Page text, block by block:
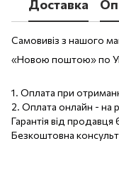
Доставка
Самовивіз з нашого
«Новою поштою» по
1. Оплата при
2. Оплата онлайн - на
Гарантія від продавця
Безкоштовна